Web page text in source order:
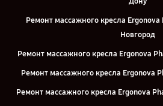
Ремонт массажного кресла
Новгород
Ремонт массажного кресла Ergonova
Ремонт массажного кресла Ergonova
Ремонт массажного кресла Ergonova